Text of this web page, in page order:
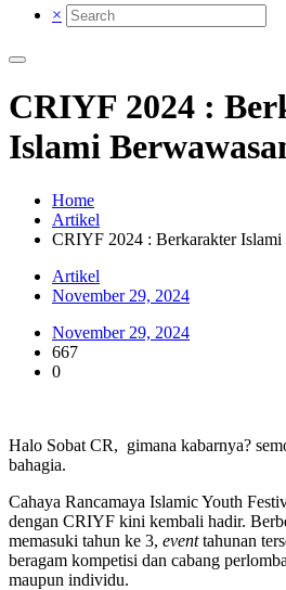
×
CRIYF 2024 :
Islami
Home
Artikel
CRIYF 2024 : Berkarakter
Artikel
November 29, 2024
November 29, 2024
667
0
Halo Sobat CR, gimana kabarnya?
bahagia.
Cahaya Rancamaya Islamic Youth
dengan CRIYF kini kembali hadir.
memasuki tahun ke 3, eventtahunan
beragam kompetisi dan cabang
maupun individu.